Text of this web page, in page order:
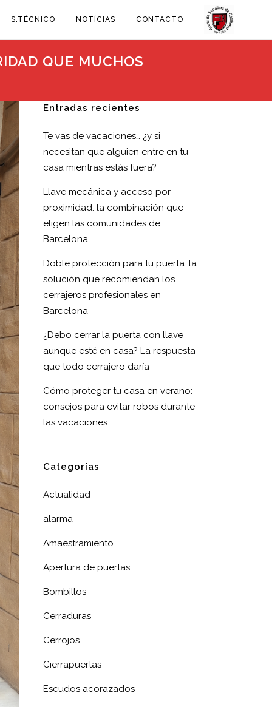
S.TÉCNICO NOTÍCIAS CONTACTO
QUE MUCHOS
Entradas recientes
Te vas de vacaciones… ¿y si
necesitan que alguien entre en tu
casa mientras estás fuera?
Llave mecánica y acceso por
proximidad: la combinación que
eligen las comunidades de
Barcelona
Doble protección para tu puerta: la
solución que recomiendan los
cerrajeros profesionales en
Barcelona
¿Debo cerrar la puerta con llave
aunque esté en casa? La respuesta
que todo cerrajero daría
Cómo proteger tu casa en verano:
consejos para evitar robos durante
las vacaciones
Categorías
Actualidad
alarma
Amaestramiento
Apertura de puertas
Bombillos
Cerraduras
Cerrojos
Cierrapuertas
Escudos acorazados